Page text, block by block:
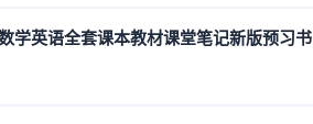
学英语全套课本教材课堂笔记新版预习书